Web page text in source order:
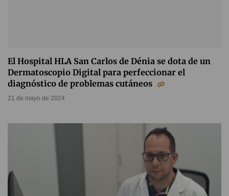
El Hospital HLA San Carlos de Dénia se dota de un
Dermatoscopio Digital para perfeccionar el
diagnóstico de problemas cutáneos
21 de mayo de 2024